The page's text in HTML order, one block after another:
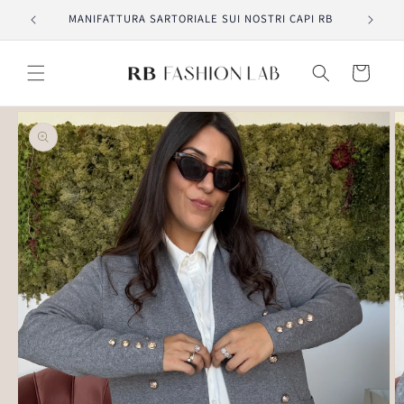
direttamenteMANIFATTURA SARTORIALE SUI NOSTRI CAPI RB
Carrello
Passa alle
informazioni
sul prodotto